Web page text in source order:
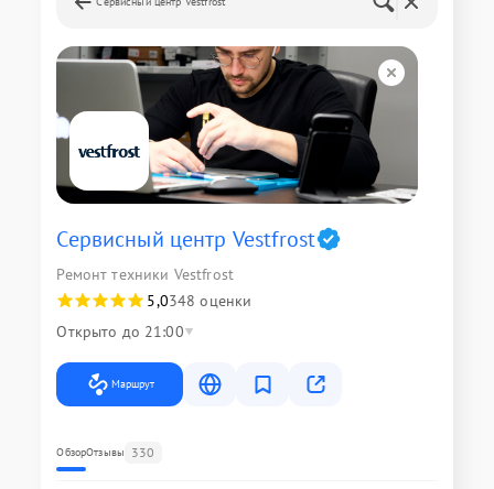
Сервисный центр Vestfrost
Ремонт техники Vestfrost
5,0348 оценки
Открыто до 21:00
Маршрут
ОбзорОтзывы 330